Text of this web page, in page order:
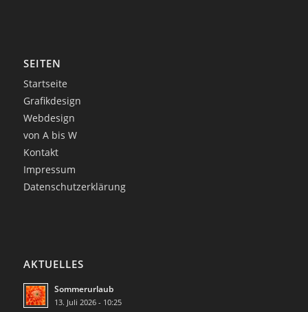
SEITEN
Startseite
Grafikdesign
Webdesign
von A bis W
Kontakt
Impressum
Datenschutzerklärung
AKTUELLES
Sommerurlaub
13. Juli 2026 - 10:25